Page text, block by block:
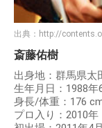
出典： http://
斎藤佑樹
出身地：群馬県太
生年月日：1988年
身長/体重：176
プロ入り：2010年